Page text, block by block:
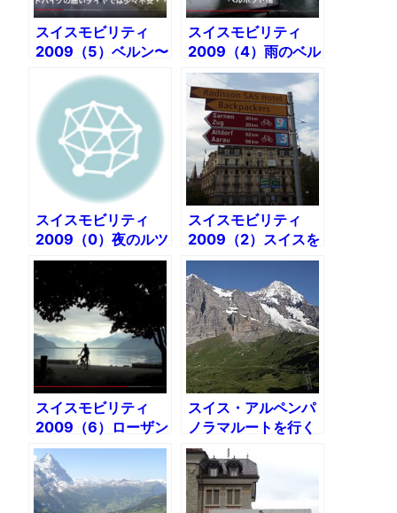
スイスモビリティ
2009（5）ベルン〜
スイスモビリティ
2009（4）雨のベル
ンをサイクリング
スイスモビリティ
2009（0）夜のルツ
ェルンをサイクリン
グ
スイスモビリティ
2009（2）スイスを
初めて走った！ルツ
ェルン〜インターラ
ーケン
スイスモビリティ
2009（6）ローザン
ヌ〜エビアン
スイス・アルペンパ
ノラマルートを行く
（1）シャイデック
号到着！